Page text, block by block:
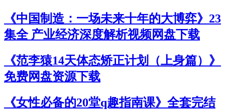
《中国制造：一场未来十年的大博弈》23
集全 产业经济深度解析视频网盘下载
《范李猿14天体态矫正计划（上身篇）》
免费网盘资源下载
《女性必备的20堂q趣指南课》全套完结